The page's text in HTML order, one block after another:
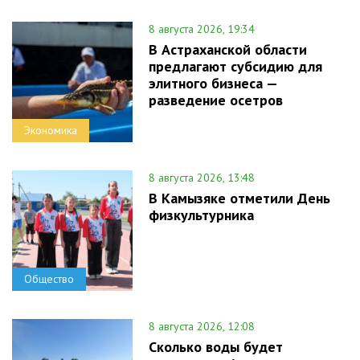
Экономика
8 августа 2026, 19:34
В Астраханской области
предлагают субсидию для
элитного бизнеса —
разведение осетров
Общество
8 августа 2026, 13:48
В Камызяке отметили День
физкультурника
8 августа 2026, 12:08
Сколько воды будет